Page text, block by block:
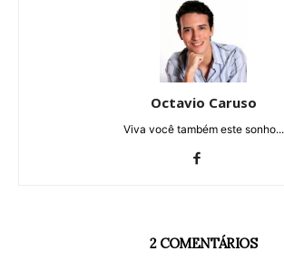
Octavio Caruso
Viva você também este sonho...
2 COMENTÁRIOS